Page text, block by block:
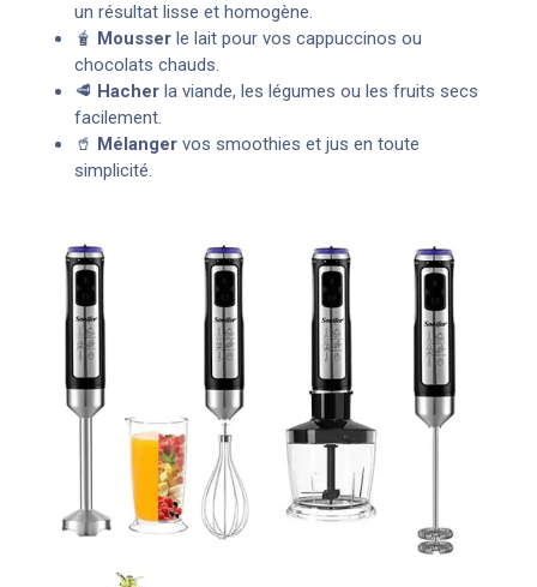
un résultat lisse et homogène.
🧋 Mousser le lait pour vos cappuccinos ou
chocolats chauds.
🥩 Hacher la viande, les légumes ou les fruits secs
facilement.
🥤 Mélanger vos smoothies et jus en toute
simplicité.